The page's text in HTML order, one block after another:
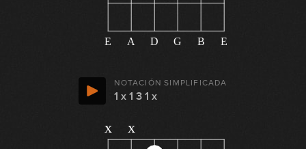
E A D G B E
NOTACIÓN SIMPLIFICADA
1 x 1 3 1 x
x x